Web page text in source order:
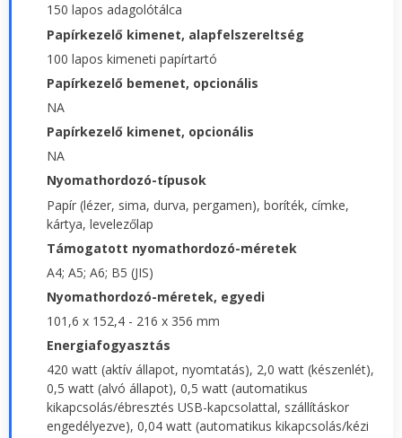
150 lapos adagolótálca
Papírkezelő kimenet, alapfelszereltség
100 lapos kimeneti papírtartó
Papírkezelő bemenet, opcionális
NA
Papírkezelő kimenet, opcionális
NA
Nyomathordozó-típusok
Papír (lézer, sima, durva, pergamen), boríték, címke,
kártya, levelezőlap
Támogatott nyomathordozó-méretek
A4; A5; A6; B5 (JIS)
Nyomathordozó-méretek, egyedi
101,6 x 152,4 - 216 x 356 mm
Energiafogyasztás
420 watt (aktív állapot, nyomtatás), 2,0 watt (készenlét),
0,5 watt (alvó állapot), 0,5 watt (automatikus
kikapcsolás/ébresztés USB-kapcsolattal, szállításkor
engedélyezve), 0,04 watt (automatikus kikapcsolás/kézi